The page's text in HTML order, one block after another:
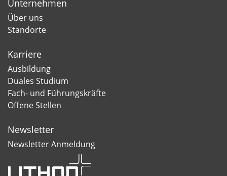
Unternehmen
Über uns
Standorte
Karriere
Ausbildung
Duales Studium
Fach- und Führungskräfte
Offene Stellen
Newsletter
Newsletter Anmeldung